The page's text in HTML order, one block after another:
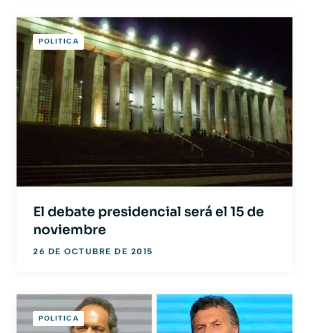
POLITICA
El debate presidencial será el 15 de
noviembre
26 DE OCTUBRE DE 2015
POLITICA